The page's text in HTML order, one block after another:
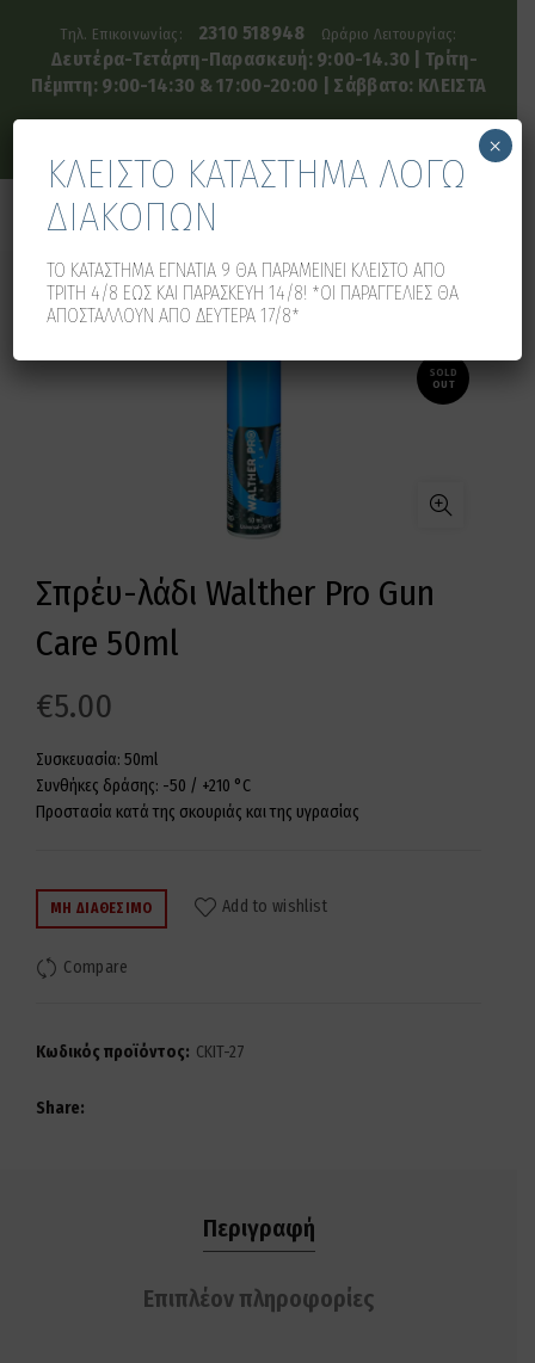
Τηλ. Επικοινωνίας: 2310 518948 Ωράριο Λειτουργίας:
Δευτέρα-Τετάρτη-Παρασκευή: 9:00-14.30 | Τρίτη-
Πέμπτη: 9:00-14:30 & 17:00-20:00 | Σάββατο: ΚΛΕΙΣΤΑ
SOLD
OUT
Σπρέυ-λάδι Walther Pro Gun
Care 50ml
€5.00
Συσκευασία: 50ml
Συνθήκες δράσης: -50 / +210 °C
Προστασία κατά της σκουριάς και της υγρασίας
ΜΗ ΔΙΑΘΈΣΙΜΟ Add to wishlist
Compare
Κωδικός προϊόντος: CKIT-27
Share
Περιγραφή
Επιπλέον πληροφορίες
ΚΛΕΙΣΤΟ ΚΑΤΑΣΤΗΜΑ ΛΟΓΩ
ΔΙΑΚΟΠΩΝ
ΤΟ ΚΑΤΑΣΤΗΜΑ ΕΓΝΑΤΙΑ 9 ΘΑ ΠΑΡΑΜΕΙΝΕΙ ΚΛΕΙΣΤΟ ΑΠΟ
ΤΡΙΤΗ 4/8 ΕΩΣ ΚΑΙ ΠΑΡΑΣΚΕΥΗ 14/8! *ΟΙ ΠΑΡΑΓΓΕΛΙΕΣ ΘΑ
ΑΠΟΣΤΑΛΛΟΥΝ ΑΠΟ ΔΕΥΤΕΡΑ 17/8*
×